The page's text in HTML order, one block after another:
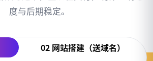
度与后期稳定。
02 网站搭建（送域名）